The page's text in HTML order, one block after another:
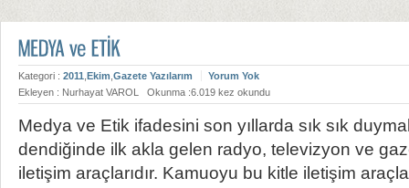
Kategori : 2011, Ekim,Gazete Yazılarım
Yorum Yok
Ekleyen : Nurhayat VAROL
Okunma :6.019 kez okundu
Medya ve Etik ifadesini son yıllarda sık sık
dendiğinde ilk akla gelen radyo, televizyon ve
iletişim araçlarıdır. Kamuoyu bu kitle iletişim